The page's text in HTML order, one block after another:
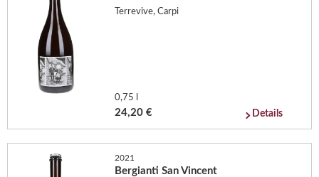
Terrevive, Carpi
0,75 l
24,20 € Details
2021
Bergianti San Vincent